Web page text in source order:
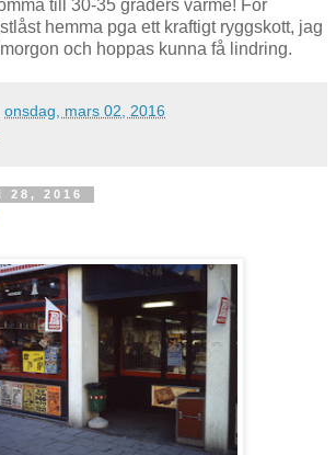
till 30-35 graders värme! För
hemma pga ett kraftigt ryggskott, jag
och hoppas kunna få lindring.
onsdag, mars 02, 2016
28, 2016